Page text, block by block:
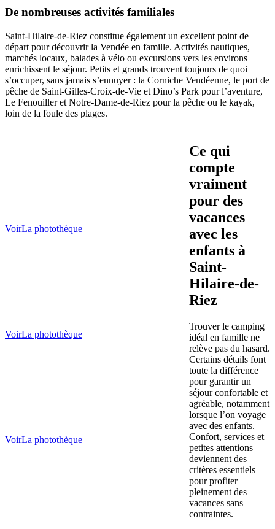
De nombreuses activités familiales
Saint-Hilaire-de-Riez constitue également un excellent point de
départ pour découvrir la Vendée en famille. Activités nautiques,
marchés locaux, balades à vélo ou excursions vers les environs
enrichissent le séjour. Petits et grands trouvent toujours de quoi
s’occuper, sans jamais s’ennuyer : la Corniche Vendéenne, le port de
pêche de Saint-Gilles-Croix-de-Vie et Dino’s Park pour l’aventure,
Le Fenouiller et Notre-Dame-de-Riez pour la pêche ou le kayak,
loin de la foule des plages.
VoirLa photothèque
VoirLa photothèque
VoirLa photothèque
Ce qui
compte
vraiment
pour des
vacances
avec les
enfants à
Saint-
Hilaire-de-
Riez
Trouver le camping
idéal en famille ne
relève pas du hasard.
Certains détails font
toute la différence
pour garantir un
séjour confortable et
agréable, notamment
lorsque l’on voyage
avec des enfants.
Confort, services et
petites attentions
deviennent des
critères essentiels
pour profiter
pleinement des
vacances sans
contraintes.